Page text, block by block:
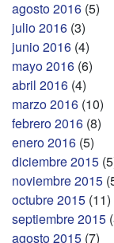
agosto 2016 (5)
julio 2016 (3)
junio 2016 (4)
mayo 2016 (6)
abril 2016 (4)
marzo 2016 (10)
febrero 2016 (8)
enero 2016 (5)
diciembre 2015
noviembre 2015
octubre 2015 (11)
septiembre 2015
agosto 2015 (7)